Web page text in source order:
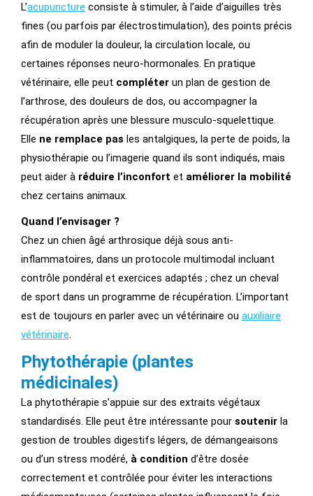
L’acupuncture consiste à stimuler, à l’aide d’aiguilles très
fines (ou parfois par électrostimulation), des points précis
afin de moduler la douleur, la circulation locale, ou
certaines réponses neuro-hormonales. En pratique
vétérinaire, elle peut compléter un plan de gestion de
l’arthrose, des douleurs de dos, ou accompagner la
récupération après une blessure musculo-squelettique.
Elle ne remplace pas les antalgiques, la perte de poids, la
physiothérapie ou l’imagerie quand ils sont indiqués, mais
peut aider à réduire l’inconfort et améliorer la mobilité
chez certains animaux.
Quand l’envisager ?
Chez un chien âgé arthrosique déjà sous anti-
inflammatoires, dans un protocole multimodal incluant
contrôle pondéral et exercices adaptés ; chez un cheval
de sport dans un programme de récupération. L’important
est de toujours en parler avec un vétérinaire ou auxiliaire
vétérinaire.
Phytothérapie (plantes
médicinales)
La phytothérapie s’appuie sur des extraits végétaux
standardisés. Elle peut être intéressante pour soutenir la
gestion de troubles digestifs légers, de démangeaisons
ou d’un stress modéré, à condition d’être dosée
correctement et contrôlée pour éviter les interactions